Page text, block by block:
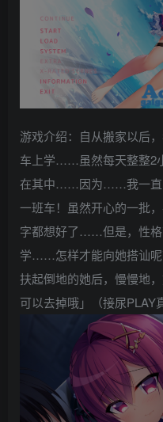
游戏介绍：自从搬家以后
车上学……虽然每天整整2
在其中……因为……我一直
一班车！虽然开心的一批
字都想好了……但是，性格
学……怎样才能向她搭讪呢
扶起倒地的她后，慢慢地
可以去掉哦」（接尿PLAY